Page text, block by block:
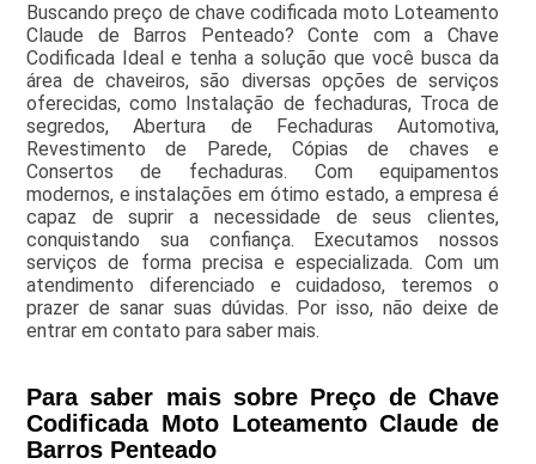
Buscando preço de chave codificada moto Loteamento
Claude de Barros Penteado? Conte com a Chave
Codificada Ideal e tenha a solução que você busca da
área de chaveiros, são diversas opções de serviços
oferecidas, como Instalação de fechaduras, Troca de
segredos, Abertura de Fechaduras Automotiva,
Revestimento de Parede, Cópias de chaves e
Consertos de fechaduras. Com equipamentos
modernos, e instalações em ótimo estado, a empresa é
capaz de suprir a necessidade de seus clientes,
conquistando sua confiança. Executamos nossos
serviços de forma precisa e especializada. Com um
atendimento diferenciado e cuidadoso, teremos o
prazer de sanar suas dúvidas. Por isso, não deixe de
entrar em contato para saber mais.
Para saber mais sobre Preço de Chave
Codificada Moto Loteamento Claude de
Barros Penteado